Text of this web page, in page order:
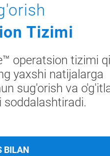
Tizimi
operatsion tizimi
yaxshi natijalarga
sug'orish va
soddalashtiradi.
BILAN